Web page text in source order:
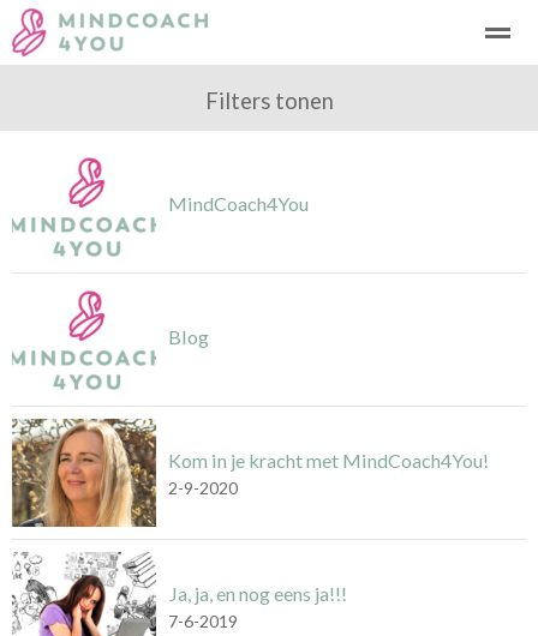
Coaching Power coaching
Home
Filters tonen
MindCoach4You
Blog
Kom in je kracht met MindCoach4You!
2-9-2020
Ja, ja, en nog eens ja!!!
7-6-2019